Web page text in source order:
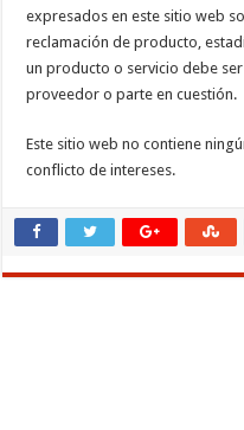
expresados en este sitio web
reclamación de producto,
un producto o servicio debe
proveedor o parte en cuestión.
Este sitio web no contiene
conflicto de intereses.